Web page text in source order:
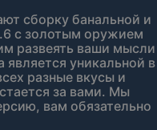
сборку банальной и
с золотым оружием
развеять ваши мысли
является уникальной в
разные вкусы и
за вами. Мы
вам обязательно